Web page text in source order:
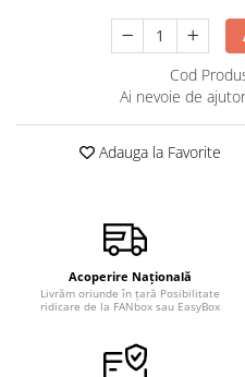
Monede Australia si Oceania
Monede Euro, Eurocenti
Monede Europa
Bancnote Australia si Oceania
Cod
Ai nevoie de
Adauga la Favorite
Acoperire Națională
Livrăm oriunde în țară Posibilitate
ridicare de la FANbox sau EasyBox